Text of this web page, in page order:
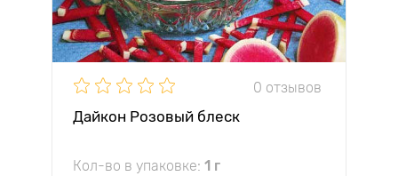
0 отзывов
Дайкон Розовый блеск
Кол-во в упаковке: 1 г